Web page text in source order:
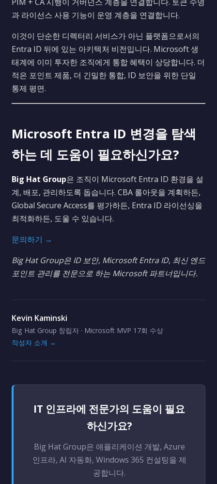
과 라이선스 사용 기능이 운영 계층을 연결합니다.
이것이 단순한 디렉터리 서비스가 아닌 플랫폼으로서의
Entra ID 뒤에 있는 아키텍처 비전입니다. Microsoft 생
태계에 이미 투자한 조직에게 통합 혜택이 상당합니다. 더
적은 포인트 제품, 더 긴밀한 통합, ID 보안을 위한 단일
통제 평면.
Microsoft Entra ID 변경을 탐색
하는 데 도움이 필요하신가요?
Big Hat Group은 조직이 Microsoft Entra ID 환경을 설
계, 배포, 관리하도록 돕습니다. CBA 롤아웃을 계획하든,
Global Secure Access를 평가하든, Entra ID 라이선싱을
최적화하든, 도울 수 있습니다.
문의하기 →
Big Hat Group은 ID 보안, Microsoft Entra ID, 최신 엔드
포인트 관리를 전문으로 하는 Microsoft 파트너입니다.
Kevin Kaminski
Big Hat Group 창립자 · Microsoft MVP 17회 수상
작성자 소개 →
IT 인프라에 전문가의 도움이 필요
하신가요?
Big Hat Group은 애플리케이션 개발, Azure
인프라, AI 자동화, Windows 365 컨설팅을 제
공합니다.